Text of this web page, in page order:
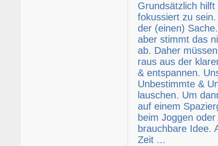
Grundsätzlich
fokussiert zu
der (einen)
aber stimmt das
ab. Daher
raus aus der
& entspannen.
Unbestimmte &
lauschen. Um
auf einem
beim Joggen
brauchbare Idee.
Zeit ...